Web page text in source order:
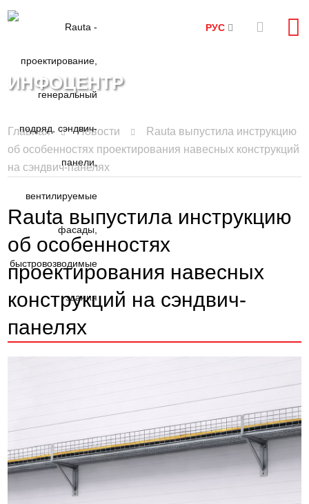
РУС
ИНФОЦЕНТР
Главная Новости
Rauta выпустила инструкцию
об особенностях проектирования навесных конструкций
на сэндвич-панелях
Rauta выпустила инструкцию
об особенностях
проектирования навесных
конструкций на сэндвич-
панелях